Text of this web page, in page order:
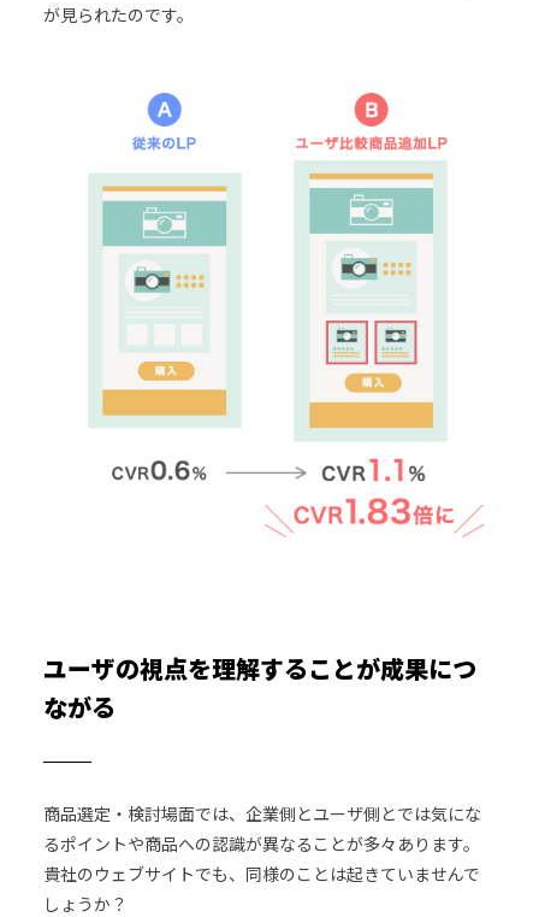
が見られたのです。
ユーザの視点を理解することが成果につ
ながる
商品選定・検討場面では、企業側とユーザ側とでは気にな
るポイントや商品への認識が異なることが多々あります。
貴社のウェブサイトでも、同様のことは起きていませんで
しょうか？